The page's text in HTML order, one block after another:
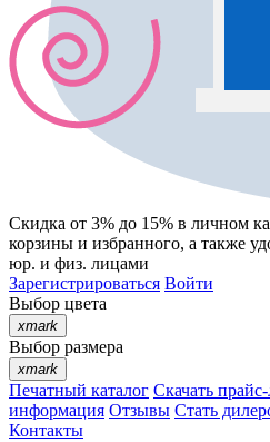
Скидка от 3% до 15% в личном
корзины и избранного, а также
юр. и физ. лицами
Зарегистрироваться Войти
Выбор цвета
xmark
Выбор размера
xmark
Печатный каталог Скачать
информация Отзывы Стать
Контакты